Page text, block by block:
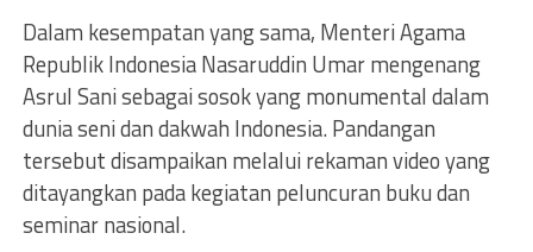
Dalam kesempatan yang sama, Menteri Agama
Republik Indonesia Nasaruddin Umar mengenang
Asrul Sani sebagai sosok yang monumental dalam
dunia seni dan dakwah Indonesia. Pandangan
tersebut disampaikan melalui rekaman video yang
ditayangkan pada kegiatan peluncuran buku dan
seminar nasional.